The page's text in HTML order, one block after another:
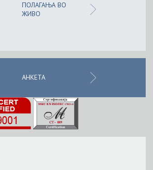
ПОЛАГАЊА ВО
ЖИВО
АНКЕТА